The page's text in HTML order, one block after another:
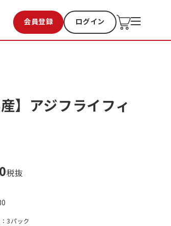
会員登録 ログイン
お気に入り 過去購入
産】アジフライフィ
税抜
3パック